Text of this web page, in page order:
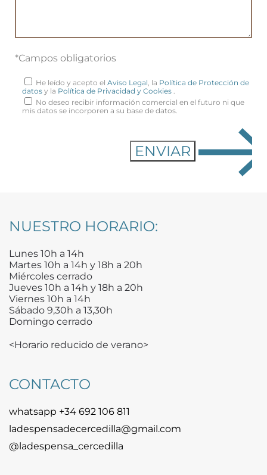
*Campos obligatorios
He leído y acepto el Aviso Legal, la Política de Protección de
datos y la Política de Privacidad y Cookies .
No deseo recibir información comercial en el futuro ni que
mis datos se incorporen a su base de datos.
NUESTRO HORARIO:
Lunes 10h a 14h
Martes 10h a 14h y 18h a 20h
Miércoles cerrado
Jueves 10h a 14h y 18h a 20h
Viernes 10h a 14h
Sábado 9,30h a 13,30h
Domingo cerrado
<Horario reducido de verano>
CONTACTO
whatsapp +34 692 106 811
ladespensadecercedilla@gmail.com
@ladespensa_cercedilla